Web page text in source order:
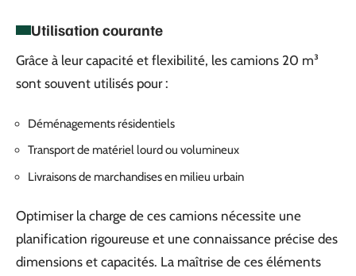
Utilisation courante
Grâce à leur capacité et flexibilité, les camions 20 m³
sont souvent utilisés pour :
Déménagements résidentiels
Transport de matériel lourd ou volumineux
Livraisons de marchandises en milieu urbain
Optimiser la charge de ces camions nécessite une
planification rigoureuse et une connaissance précise des
dimensions et capacités. La maîtrise de ces éléments